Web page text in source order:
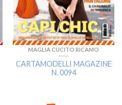
MAGLIA CUCITO RICAMO
CARTAMODELLI MAGAZINE
N. 0094